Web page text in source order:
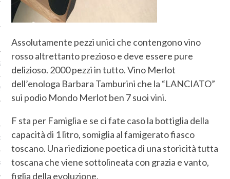
2017
2016
Assolutamente pezzi unici che contengono vino
rosso altrettanto prezioso e deve essere pure
delizioso. 2000 pezzi in tutto. Vino Merlot
dell’enologa Barbara Tamburini che la “LANCIATO”
sui podio Mondo Merlot ben 7 suoi vini.
F sta per Famiglia e se ci fate caso la bottiglia della
capacità di 1 litro, somiglia al famigerato fiasco
toscano. Una riedizione poetica di una storicità tutta
toscana che viene sottolineata con grazia e vanto,
figlia della evoluzione.